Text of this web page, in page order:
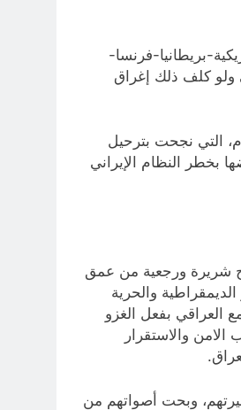
بريطانيا-فرنسا-
ولو كلف ذلك إغراق
التي نجحت بترحيل
بخطر النظام الإيراني
شريرة ورجعية من عمق
والحرية
العراقي بفعل الغزو
والاستقرار
وبحت أصواتهم من